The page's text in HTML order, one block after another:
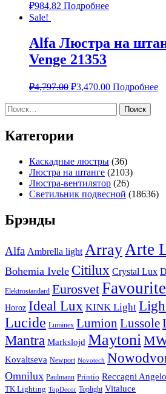
₽984.82 Подробнее
Sale!
Alfa Люстра на
Venge 21353
₽4,797.00 ₽3,470.00 Подробнее
Найти:
Категории
Каскадные люстры (36)
Люстра на штанге (2103)
Люстра-вентилятор (26)
Светильник подвесной (18636)
Брэнды
Alfa Ambrella light Array Arte
Bohemia Ivele Citilux Crystal Lux
Elektrostandard EurosvetFavourite
Horoz Ideal Lux KINK Light
Lucide Luminex Lumion Lussole
Mantra Markslojd Maytoni
Kovaltseva Newport Novotech
Omnilux Paulmann Printio Reccagni Angelo
TK Lighting TopDecor Toplight Vitaluce